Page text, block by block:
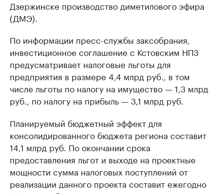
Дзержинске производство диметилового эфира
(ДМЭ).
По информации пресс-службы заксобрания,
инвестиционное соглашение с Кстовским НПЗ
предусматривает налоговые льготы для
предприятия в размере 4,4 млрд руб., в том
числе льготы по налогу на имущество — 1,3 млрд
руб., по налогу на прибыль — 3,1 млрд руб.
Планируемый бюджетный эффект для
консолидированного бюджета региона составит
14,1 млрд руб. По окончании срока
предоставления льгот и выходе на проектные
мощности сумма налоговых поступлений от
реализации данного проекта составит ежегодно